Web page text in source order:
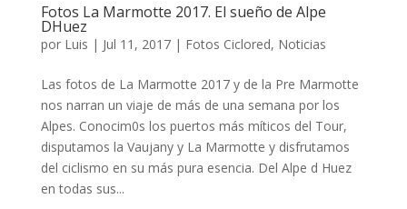
Fotos La Marmotte 2017. El sueño de Alpe
DHuez
por Luis | Jul 11, 2017| Fotos Ciclored, Noticias
Las fotos de La Marmotte 2017 y de la Pre Marmotte
nos narran un viaje de más de una semana por los
Alpes. Conocim0s los puertos más míticos del Tour,
disputamos la Vaujany y La Marmotte y disfrutamos
del ciclismo en su más pura esencia. Del Alpe d Huez
en todas sus...